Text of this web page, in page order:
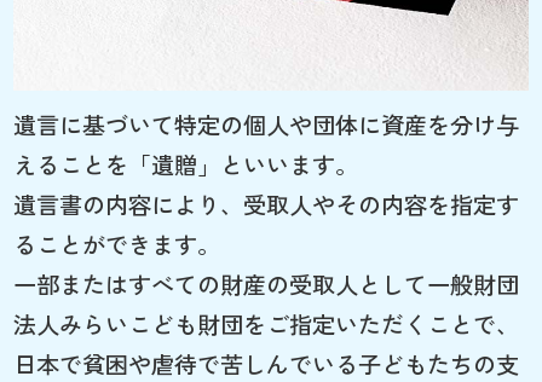
遺言に基づいて特定の個人や団体に資産を分け与
えることを「遺贈」といいます。
遺言書の内容により、受取人やその内容を指定す
ることができます。
一部またはすべての財産の受取人として一般財団
法人みらいこども財団をご指定いただくことで、
日本で貧困や虐待で苦しんでいる子どもたちの支